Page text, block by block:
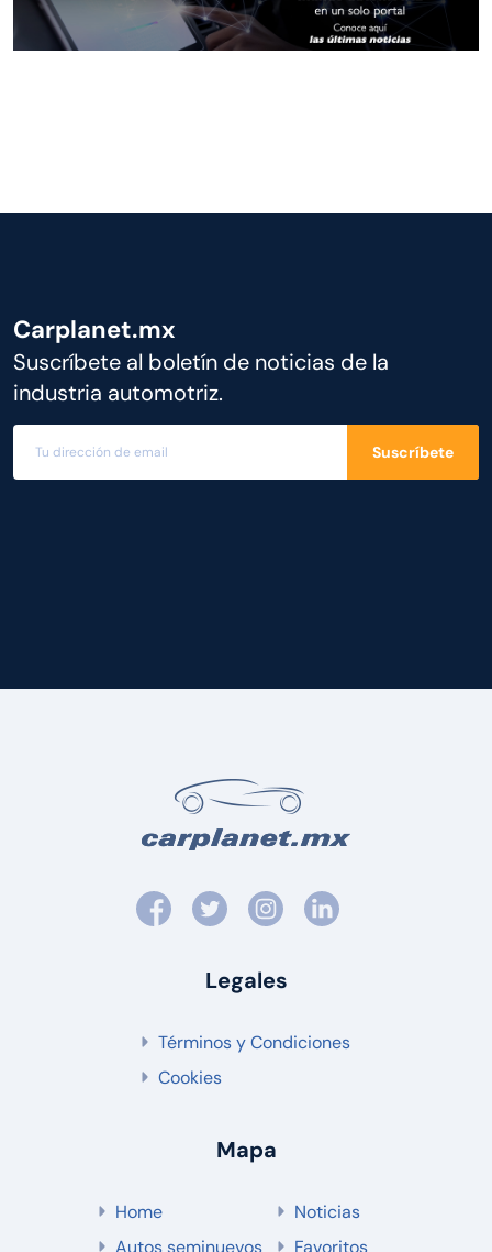
Carplanet.mx
Suscríbete al boletín de noticias de la
industria automotriz.
Suscríbete
Legales
Términos y Condiciones
Cookies
Mapa
Home
Autos seminuevos
Noticias
Favoritos